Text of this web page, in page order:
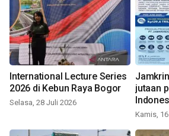
International Lecture Series
2026 di Kebun Raya Bogor
Selasa, 28 Juli 2026
jutaan
Kamis,